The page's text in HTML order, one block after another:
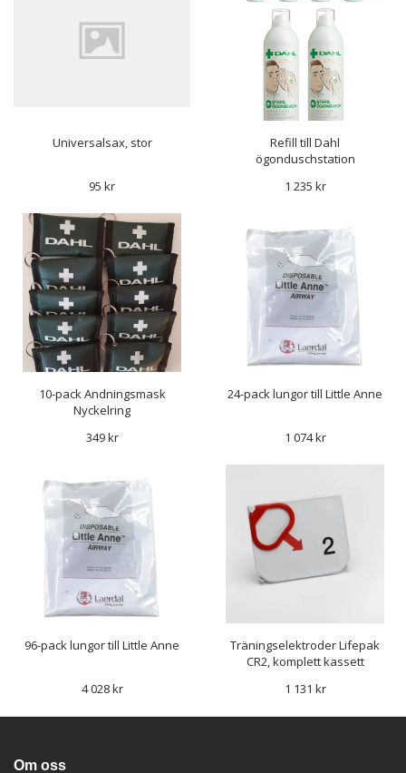
Universalsax, stor
95 kr
Refill till Dahl
ögonduschstation
1 235 kr
10-pack Andningsmask
Nyckelring
349 kr
24-pack lungor till Little Anne
1 074 kr
96-pack lungor till Little Anne
4 028 kr
Träningselektroder Lifepak
CR2, komplett kassett
1 131 kr
Om oss